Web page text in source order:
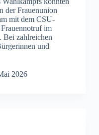
der Frauenunion
mit dem CSU-
im
Bei zahlreichen
und
2026